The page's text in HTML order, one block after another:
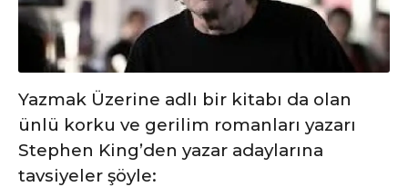
Yazmak Üzerine adlı bir kitabı da olan
ünlü korku ve gerilim romanları yazarı
Stephen King’den yazar adaylarına
tavsiyeler şöyle: